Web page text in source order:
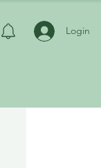
Login